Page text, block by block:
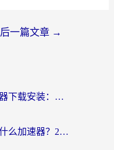
后一篇文章 →
海外崩坏：星穹铁道加速器下载安装：一份给游子的终极网络指南
境外玩航海王热血航线用什么加速器？2026海外玩家实测最优方案（附欧洲问道堡垒前线加速技巧）